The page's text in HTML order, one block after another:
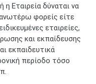
Εταιρεία δύναται να
φορείς είτε
εταιρείες,
και εκπαίδευσης
εκπαιδευτικά
περίοδο τόσο